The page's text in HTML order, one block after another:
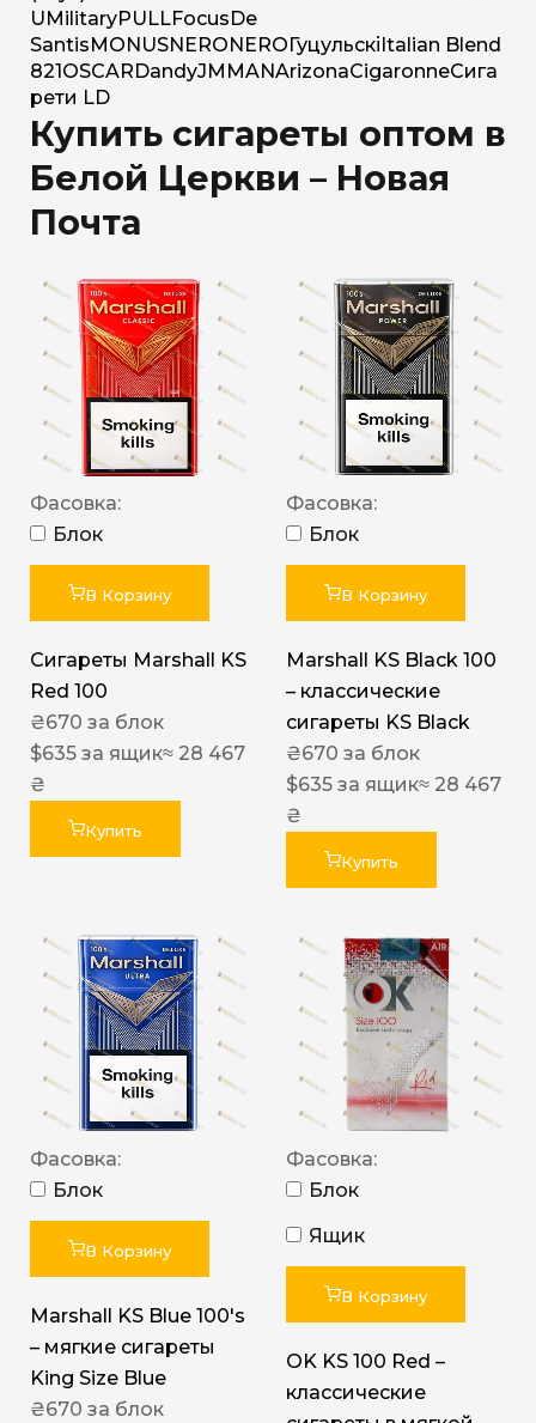
U MilitaryPULLFocus De
Santis MONUSNERO NERO Гуцульскі Italian Blend
821 OSCAR DandyJM MANArizonaCigaronneСига
рети LD
Купить сигареты оптом в
Белой Церкви – Новая
Почта
Фасовка:
Блок
В Корзину
Сигареты Marshall KS
Red 100
₴670 за блок
$635 за ящик≈ 28 467
₴
Купить
Фасовка:
Блок
В Корзину
Marshall KS Black 100
– классические
сигареты KS Black
₴670 за блок
$635 за ящик≈ 28 467
₴
Купить
Фасовка:
Блок
В Корзину
Marshall KS Blue 100's
– мягкие сигареты
King Size Blue
₴670 за блок
Фасовка:
Блок
Ящик
В Корзину
OK KS 100 Red –
классические